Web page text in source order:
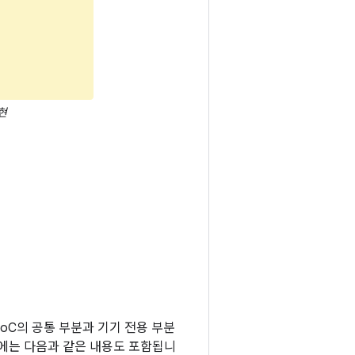
의 공통 부분과 기기 전용 부분
다음과 같은 내용도 포함됩니